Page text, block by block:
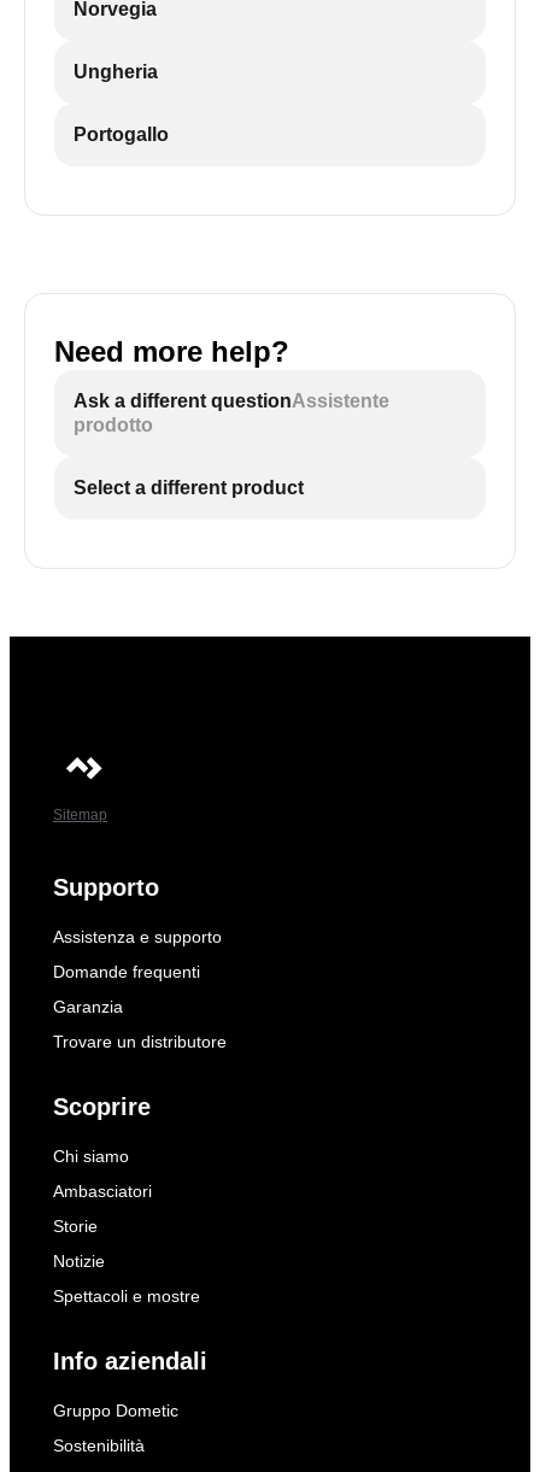
Norvegia
Ungheria
Portogallo
Need more help?
Ask a different questionAssistente
prodotto
Select a different product
Sitemap
Supporto
Assistenza e supporto
Domande frequenti
Garanzia
Trovare un distributore
Scoprire
Chi siamo
Ambasciatori
Storie
Notizie
Spettacoli e mostre
Info aziendali
Gruppo Dometic
Sostenibilità